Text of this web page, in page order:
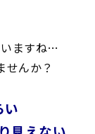
ますね…
せんか？
い